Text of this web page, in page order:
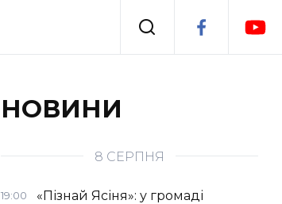
Події
НОВИНИ
8 СЕРПНЯ
19:00
«Пізнай Ясіня»: у громаді